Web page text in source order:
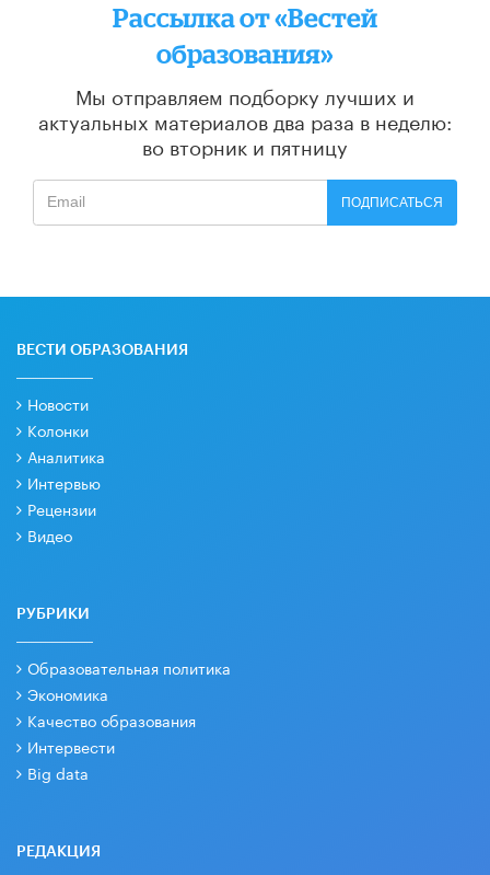
Рассылка от «Вестей
образования»
Мы отправляем подборку лучших и
актуальных материалов два раза в неделю:
во вторник и пятницу
ПОДПИСАТЬСЯ
ВЕСТИ ОБРАЗОВАНИЯ
Новости
Колонки
Аналитика
Интервью
Рецензии
Видео
РУБРИКИ
Образовательная политика
Экономика
Качество образования
Интервести
Big data
РЕДАКЦИЯ